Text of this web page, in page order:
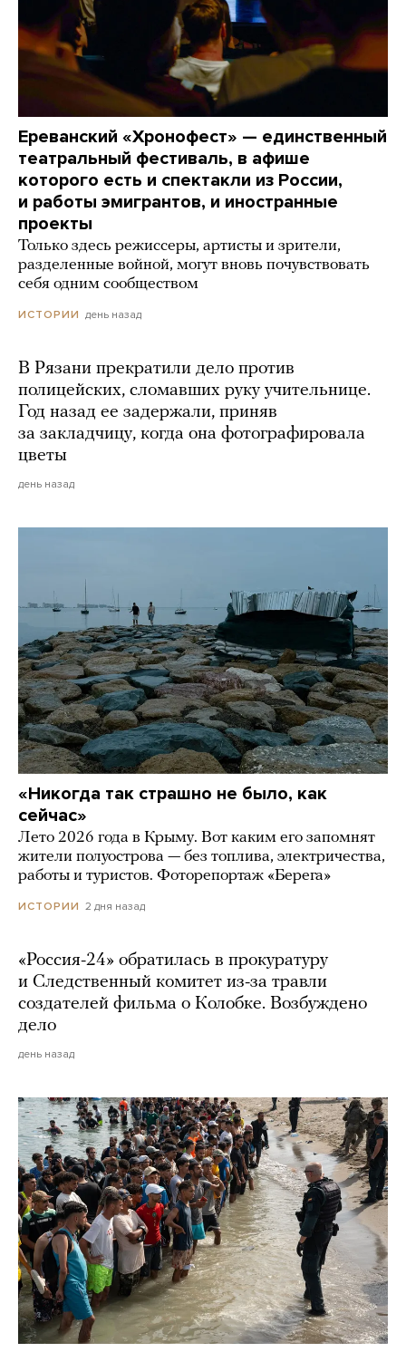
Ереванский «Хронофест» — единственный
театральный фестиваль, в афише
которого есть и спектакли из России,
и работы эмигрантов, и иностранные
проекты
Только здесь режиссеры, артисты и зрители,
разделенные войной, могут вновь почувствовать
себя одним сообществом
ИСТОРИИ день назад
В Рязани прекратили дело против
полицейских, сломавших руку учительнице.
Год назад ее задержали, приняв
за закладчицу, когда она фотографировала
цветы
день назад
«Никогда так страшно не было, как
сейчас»
Лето 2026 года в Крыму. Вот каким его запомнят
жители полуострова — без топлива, электричества,
работы и туристов. Фоторепортаж «Берега»
ИСТОРИИ 2 дня назад
«Россия-24» обратилась в прокуратуру
и Следственный комитет из-за травли
создателей фильма о Колобке. Возбуждено
дело
день назад